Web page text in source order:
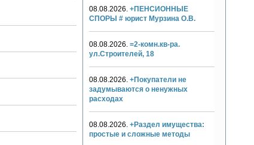
08.08.2026. +ПЕНСИОННЫЕ
СПОРЫ # юрист Мурзина О.В.
08.08.2026. =2-комн.кв-ра.
ул.Строителей, 18
08.08.2026. +Покупатели не
задумываются о ненужных
расходах
08.08.2026. +Раздел имущества:
простые и сложные методы